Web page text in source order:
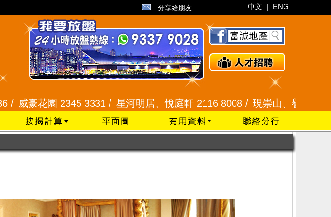
分享給朋友 中文 | ENG
2345 3331 / 星河明居、悅庭軒 2116 8008 / 現崇山、譽港灣 2345 9926 /